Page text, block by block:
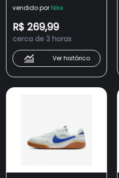
vendido por Nike
R$ 269,99
cerca de 3 horas
Ver histórico